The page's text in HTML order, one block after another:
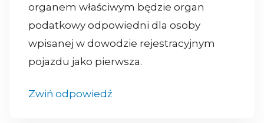
Zwiń odpowiedź
organem właściwym będzie organ
podatkowy odpowiedni dla osoby
wpisanej w dowodzie rejestracyjnym
pojazdu jako pierwsza.